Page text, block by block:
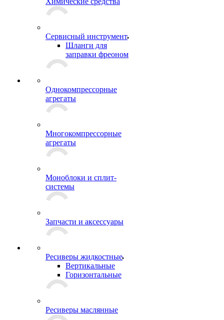
Сервисный инструмент
Шланги для
заправки фреоном
Однокомпрессорные
агрегаты
Многокомпрессорные
агрегаты
Моноблоки и сплит-
системы
Запчасти и аксессуары
Ресиверы жидкостные
Вертикальные
Горизонтальные
Ресиверы маслянные